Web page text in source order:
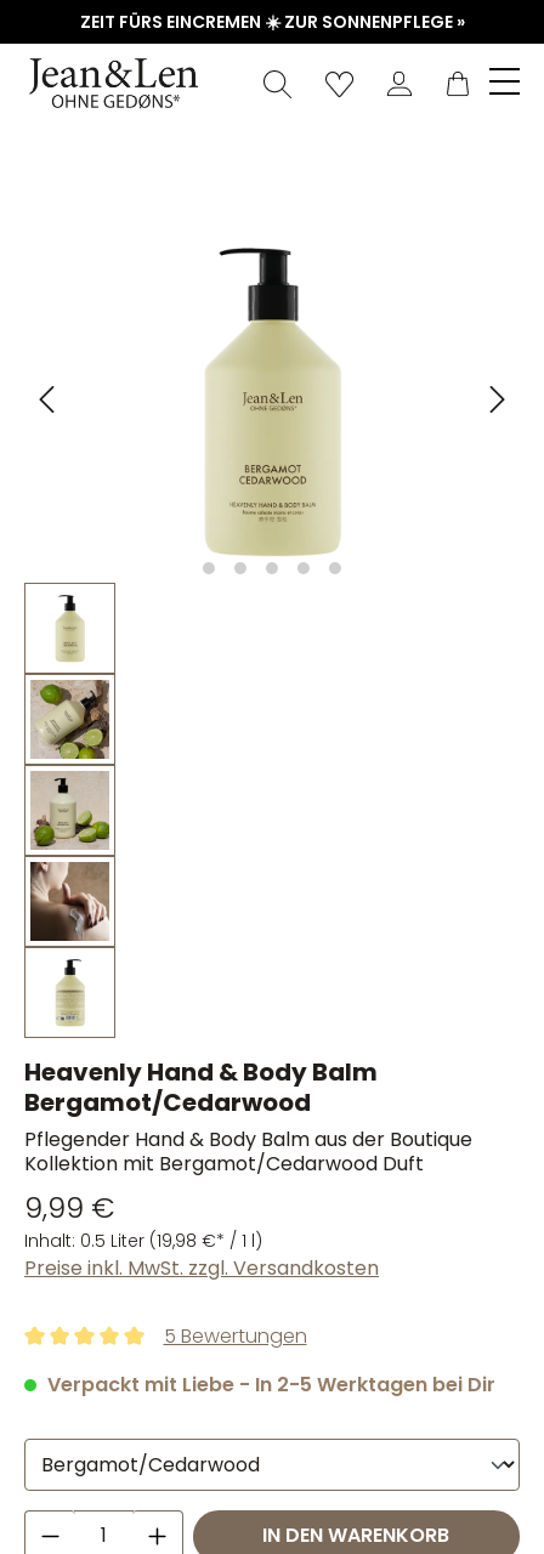
ZEIT FÜRS EINCREMEN ☀️ ZUR SONNENPFLEGE »
Heavenly Hand & Body Balm
Bergamot/Cedarwood
Pflegender Hand & Body Balm aus der Boutique
Kollektion mit Bergamot/Cedarwood Duft
9,99 €
Inhalt: 0.5 Liter (19,98 €* / 1 l)
Preise inkl. MwSt. zzgl. Versandkosten
5 Bewertungen
Verpackt mit Liebe - In 2-5 Werktagen bei Dir
Produkt Anzahl: Gib denIN DEN WARENKORB